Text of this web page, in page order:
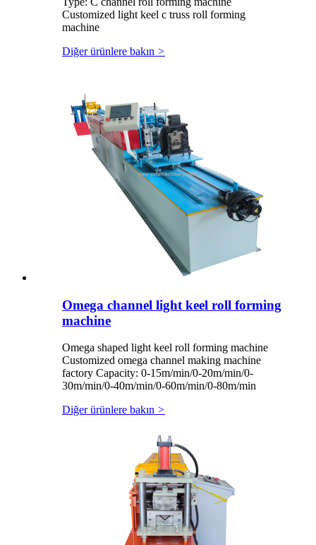
Customized light keel c truss roll forming
machine
Diğer ürünlere bakın >
Omega channel light keel roll forming
machine
Omega shaped light keel roll forming machine
Customized omega channel making machine
factory Capacity: 0-15m/min/0-20m/min/0-
30m/min/0-40m/min/0-60m/min/0-80m/min
Diğer ürünlere bakın >